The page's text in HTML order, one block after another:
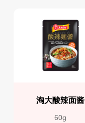
淘大酸辣面酱
60g